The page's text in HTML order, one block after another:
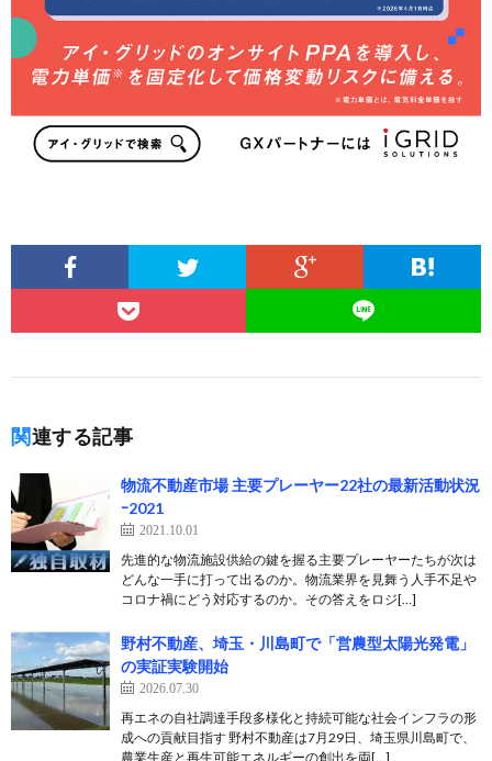
関連する記事
物流不動産市場 主要プレーヤー22社の最新活動状況
ｰ2021
2021.10.01
先進的な物流施設供給の鍵を握る主要プレーヤーたちが次は
どんな一手に打って出るのか。物流業界を見舞う人手不足や
コロナ禍にどう対応するのか。その答えをロジ[…]
野村不動産、埼玉・川島町で「営農型太陽光発電」
の実証実験開始
2026.07.30
再エネの自社調達手段多様化と持続可能な社会インフラの形
成への貢献目指す 野村不動産は7月29日、埼玉県川島町で、
農業生産と再生可能エネルギーの創出を両[…]